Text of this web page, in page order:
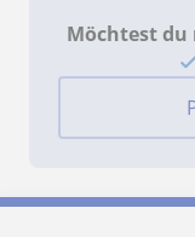
Möchtest du